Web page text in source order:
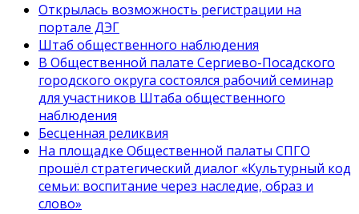
Открылась возможность регистрации на
портале ДЭГ
Штаб общественного наблюдения
В Общественной палате Сергиево-Посадского
городского округа состоялся рабочий семинар
для участников Штаба общественного
наблюдения
Бесценная реликвия
На площадке Общественной палаты СПГО
прошёл стратегический диалог «Культурный код
семьи: воспитание через наследие, образ и
слово»